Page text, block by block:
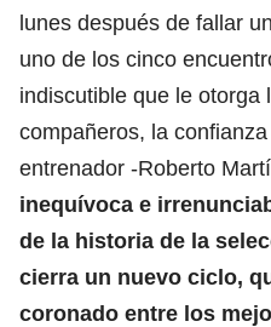
lunes después de fallar
uno de los cinco
indiscutible que le otorga
compañeros, la
entrenador -Roberto
inequívoca e
de la historia de la
cierra un nuevo ciclo,
coronado entre los